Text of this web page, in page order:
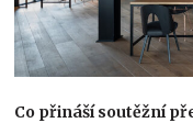
Co přináší soutěžní